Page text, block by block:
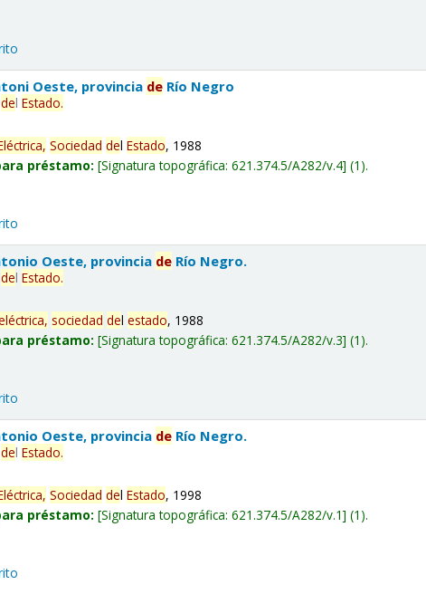
Oeste, provincia de Río Negro
delEstado.
Sociedad delEstado, 1988
préstamo: Signatura topográfica:621.374.5/A282/v.4 (1).
Oeste, provincia de Río Negro.
delEstado.
sociedad delestado, 1988
préstamo: Signatura topográfica:621.374.5/A282/v.3 (1).
Oeste, provincia de Río Negro.
delEstado.
Sociedad delEstado, 1998
préstamo: Signatura topográfica:621.374.5/A282/v.1 (1).